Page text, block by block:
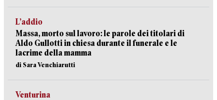
L’addio
Massa, morto sul lavoro: le parole dei titolari di
Aldo Gullotti in chiesa durante il funerale e le
lacrime della mamma
di Sara Venchiarutti
Venturina